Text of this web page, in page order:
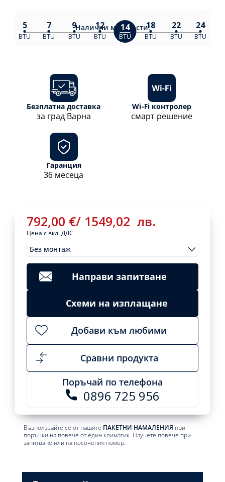
792,00 €/ 1549,02 лв.
Цена с вкл. ДДС
Без монтаж
МонтажиClear
792,00€/
1549,02
Направи запитване
Схеми на изплащане
Добави към любими
Сравни продукта
Поръчай по телефона
0896 725 956
Възползвайте се от нашите ПАКЕТНИ НАМАЛЕНИЯ при
поръчки на повече от един климатик. Научете повече при
запитване или на посочения номер.
Налични мощности:
5
BTU
7
BTU
9
BTU
12
BTU
14
BTU
18
BTU
22
BTU
24
BTU
Безплатна доставка
за град Варна
Wi-Fi контролер
смарт решение
Гаранция
36 месеца